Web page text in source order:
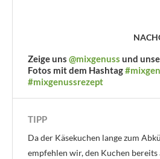
Zeige uns @mixgenuss und
Fotos mit dem Hashtag
#mixgenussrezept
TIPP
Da der Käsekuchen lange zum
empfehlen wir, den Kuchen bereits